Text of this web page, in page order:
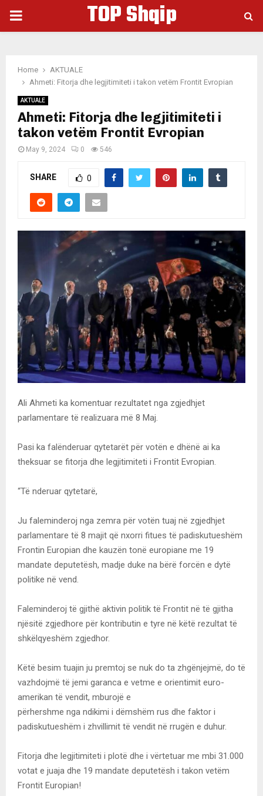
PRIMARY
TOP Shqip
Home
AKTUALE
Ahmeti: Fitorja dhe legjitimiteti i takon vetëm Frontit Evropian
AKTUALE
Ahmeti: Fitorja dhe legjitimiteti i
takon vetëm Frontit Evropian
May 9, 2024 0 546
SHARE 0
Ali Ahmeti ka komentuar rezultatet nga zgjedhjet
parlamentare të realizuara më 8 Maj.
Pasi ka falënderuar qytetarët për votën e dhënë ai ka
theksuar se fitorja dhe legjitimiteti i Frontit Evropian.
“Të nderuar qytetarë,
Ju faleminderoj nga zemra për votën tuaj në zgjedhjet
parlamentare të 8 majit që nxorri fitues të padiskutueshëm
Frontin Europian dhe kauzën tonë europiane me 19
mandate deputetësh, madje duke na bërë forcën e dytë
politike në vend.
Faleminderoj të gjithë aktivin politik të Frontit në të gjitha
njësitë zgjedhore për kontributin e tyre në këtë rezultat të
shkëlqyeshëm zgjedhor.
Këtë besim tuajin ju premtoj se nuk do ta zhgënjejmë, do të
vazhdojmë të jemi garanca e vetme e orientimit euro-
amerikan të vendit, mburojë e
përhershme nga ndikimi i dëmshëm rus dhe faktor i
padiskutueshëm i zhvillimit të vendit në rrugën e duhur.
Fitorja dhe legjitimiteti i plotë dhe i vërtetuar me mbi 31.000
votat e juaja dhe 19 mandate deputetësh i takon vetëm
Frontit Europian!